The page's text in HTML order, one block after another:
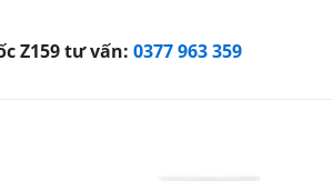
Z159 tư vấn: 0377 963 359